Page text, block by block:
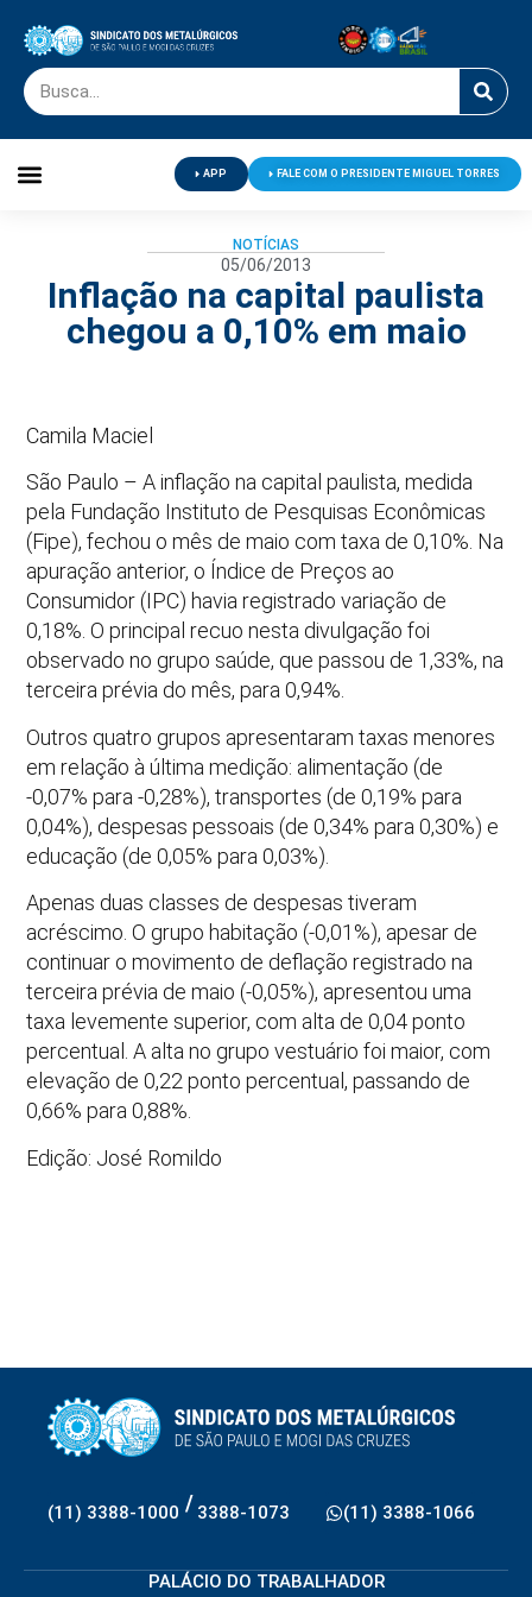
APP FALE COM O PRESIDENTE MIGUEL TORRES
NOTÍCIAS
05/06/2013
Inflação na capital paulista
chegou a 0,10% em maio
Camila Maciel
São Paulo – A inflação na capital paulista, medida
pela Fundação Instituto de Pesquisas Econômicas
(Fipe), fechou o mês de maio com taxa de 0,10%. Na
apuração anterior, o Índice de Preços ao
Consumidor (IPC) havia registrado variação de
0,18%. O principal recuo nesta divulgação foi
observado no grupo saúde, que passou de 1,33%, na
terceira prévia do mês, para 0,94%.
Outros quatro grupos apresentaram taxas menores
em relação à última medição: alimentação (de
-0,07% para -0,28%), transportes (de 0,19% para
0,04%), despesas pessoais (de 0,34% para 0,30%) e
educação (de 0,05% para 0,03%).
Apenas duas classes de despesas tiveram
acréscimo. O grupo habitação (-0,01%), apesar de
continuar o movimento de deflação registrado na
terceira prévia de maio (-0,05%), apresentou uma
taxa levemente superior, com alta de 0,04 ponto
percentual. A alta no grupo vestuário foi maior, com
elevação de 0,22 ponto percentual, passando de
0,66% para 0,88%.
Edição: José Romildo
(11) 3388-1000 / 3388-1073 (11) 3388-1066
PALÁCIO DO TRABALHADOR